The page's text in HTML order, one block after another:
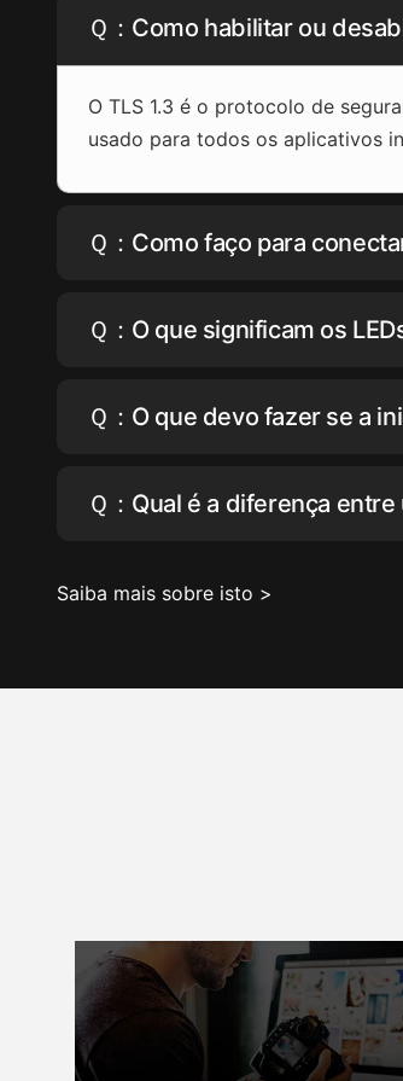
Ｑ：Como habilitar ou
O TLS 1.3 é o protocolo de
usado para todos os aplicativos
Ｑ：Como faço para
Ｑ：O que significam os
Ｑ：O que devo fazer se a
Ｑ：Qual é a diferença
Saiba mais sobre isto >